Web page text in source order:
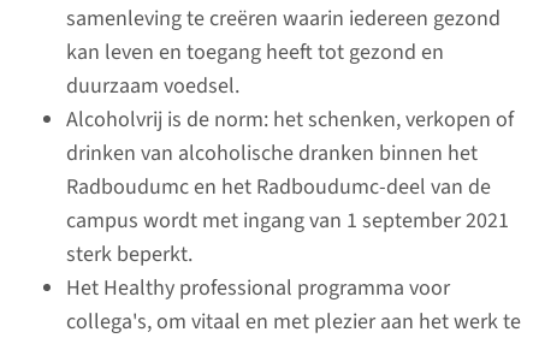
samenleving te creëren waarin iedereen gezond
kan leven en toegang heeft tot gezond en
duurzaam voedsel.
Alcoholvrij is de norm: het schenken, verkopen of
drinken van alcoholische dranken binnen het
Radboudumc en het Radboudumc-deel van de
campus wordt met ingang van 1 september 2021
sterk beperkt.
Het Healthy professional programma voor
collega's, om vitaal en met plezier aan het werk te
van de VS de 48 graden aan. We
kunnen er niet omheen, het
gaat wereldwijd niet goed met
ons klimaat. Er moet iets
veranderen. In september deed
hoogleraar Teun Bousema een
oproep aan wetenschappers:
‘Wij kunnen het voorbeeld
geven, door kritischer naar ons
vlieggedrag te kijken.’